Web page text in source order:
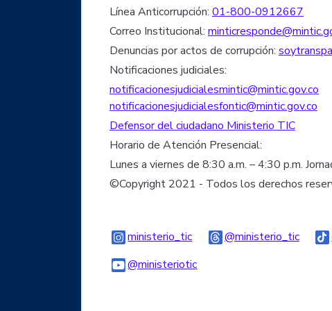
Línea Anticorrupción: 01-800-0912667
Correo Institucional:
Denuncias por actos de corrupción:
Notificaciones judiciales:
notificacionesjudicialesmintic@mintic.gov.co
notificacionesjudicialesfontic@mintic.gov.co
Defensor del ciudadano Ministerio TIC
Horario de Atención Presencial:
Lunes a viernes de 8:30 a.m. – 4:30 p.m.
©Copyright 2021 - Todos los derechos
ministerio_ticLogo Instagram
@ministerio_ticLogo
@ministerioticLogo Youtube